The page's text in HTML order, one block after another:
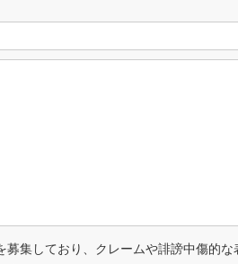
集しており、クレームや誹謗中傷的